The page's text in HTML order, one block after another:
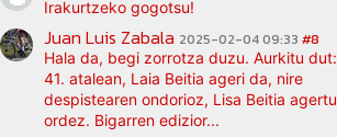
Irakurtzeko gogotsu!
Juan Luis Zabala 2025-02-04 09:33 #8
Hala da, begi zorrotza duzu. Aurkitu dut:
41. atalean, Laia Beitia ageri da, nire
despistearen ondorioz, Lisa Beitia agertu
ordez. Bigarren edizior...